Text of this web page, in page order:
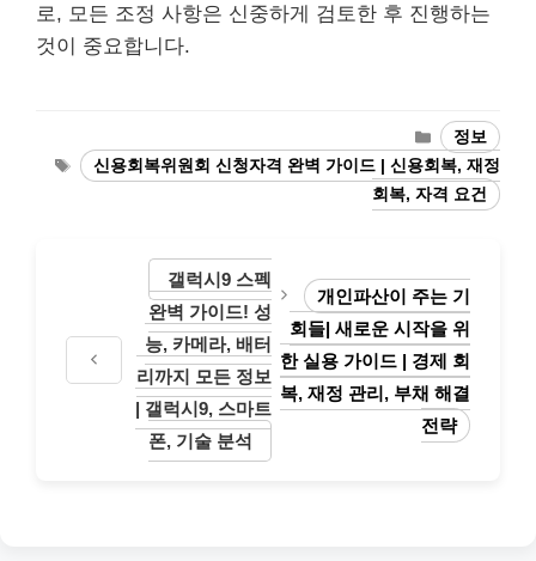
로, 모든 조정 사항은 신중하게 검토한 후 진행하는
것이 중요합니다.
Categories
정보
Tags
신용회복위원회 신청자격 완벽 가이드 | 신용회복, 재정
회복, 자격 요건
갤럭시9 스펙
완벽 가이드! 성
능, 카메라, 배터
리까지 모든 정보
| 갤럭시9, 스마트
폰, 기술 분석
개인파산이 주는 기
회들| 새로운 시작을 위
한 실용 가이드 | 경제 회
복, 재정 관리, 부채 해결
전략